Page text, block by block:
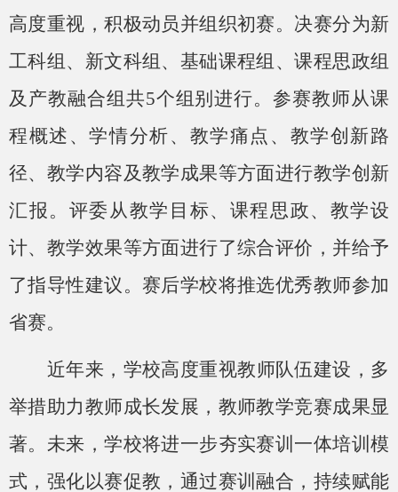
高度重视，积极动员并组织初赛。决赛分为新
工科组、新文科组、基础课程组、课程思政组
及产教融合组共5个组别进行。参赛教师从课
程概述、学情分析、教学痛点、教学创新路
径、教学内容及教学成果等方面进行教学创新
汇报。评委从教学目标、课程思政、教学设
计、教学效果等方面进行了综合评价，并给予
了指导性建议。赛后学校将推选优秀教师参加
省赛。
近年来，学校高度重视教师队伍建设，多
举措助力教师成长发展，教师教学竞赛成果显
著。未来，学校将进一步夯实赛训一体培训模
式，强化以赛促教，通过赛训融合，持续赋能